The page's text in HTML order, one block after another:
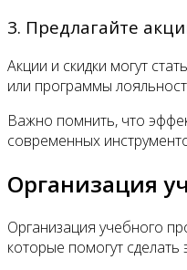
3. Предлагайте
Акции и скидки могут
или программы
Важно помнить, что
современных
Организация
Организация учебного
которые помогут